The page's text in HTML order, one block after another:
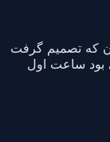
که تصمیم گرفت
بود ساعت اول